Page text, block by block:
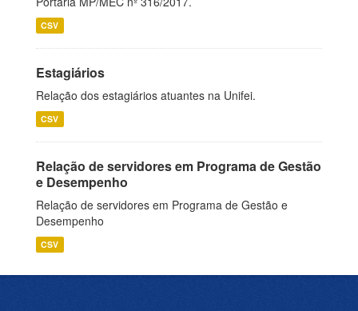
CSV
Estagiários
Relação dos estagiários atuantes na Unifei.
CSV
Relação de servidores em Programa de Gestão
e Desempenho
Relação de servidores em Programa de Gestão e
Desempenho
CSV